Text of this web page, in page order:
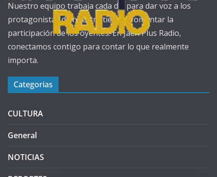
Nuestro equipo trabaja cada día para dar voz a los
protagonistas de nuestra tierra y fomentar la
participación de los oyentes. En Jaén Plus Radio,
conectamos contigo para contar lo que realmente
importa.
Categorias
CULTURA
General
NOTICIAS